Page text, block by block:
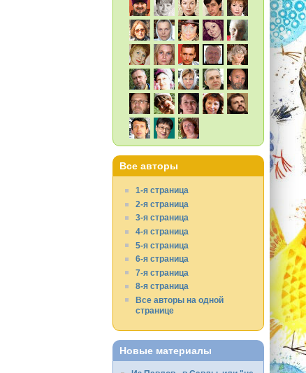
Все авторы
1-я страница
2-я страница
3-я страница
4-я страница
5-я страница
6-я страница
7-я страница
8-я страница
Все авторы на одной
странице
Новые материалы